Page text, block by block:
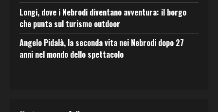
Longi, dove i Nebrodi diventano avventura: il borgo
che punta sul turismo outdoor
Angelo Pidalà, la seconda vita nei Nebrodi dopo 27
anni nel mondo dello spettacolo